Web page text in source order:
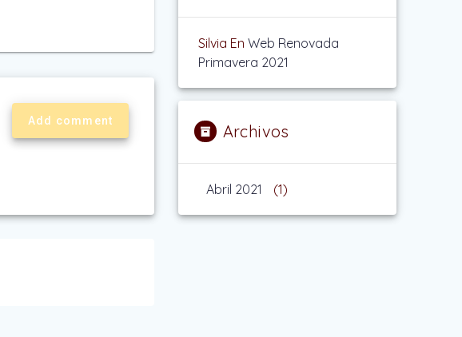
Add comment
Silvia EnWeb Renovada
Primavera 2021
Archivos
Abril 2021 (1)